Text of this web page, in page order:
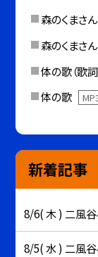
森のくまさん
森のくまさん
体の歌（歌詞
体の歌
新着記事
8/6( 木 ) 二風
8/5( 水 ) 二風